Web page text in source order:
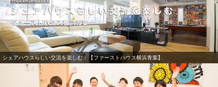
シェアハウスらしい交流を楽しむ：【ファーストハウス横浜青葉】